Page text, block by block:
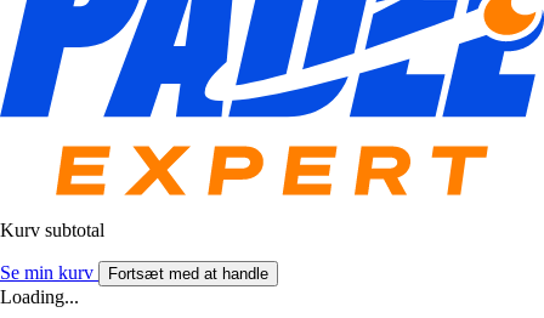
Kurv subtotal
Se min kurv Fortsæt med at handle
Loading...